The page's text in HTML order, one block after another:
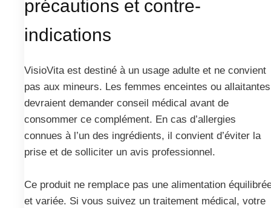
précautions et contre-
indications
VisioVita est destiné à un usage adulte et ne convient
pas aux mineurs. Les femmes enceintes ou allaitantes
devraient demander conseil médical avant de
consommer ce complément. En cas d’allergies
connues à l’un des ingrédients, il convient d’éviter la
prise et de solliciter un avis professionnel.
Ce produit ne remplace pas une alimentation
et variée. Si vous suivez un traitement médical, votre